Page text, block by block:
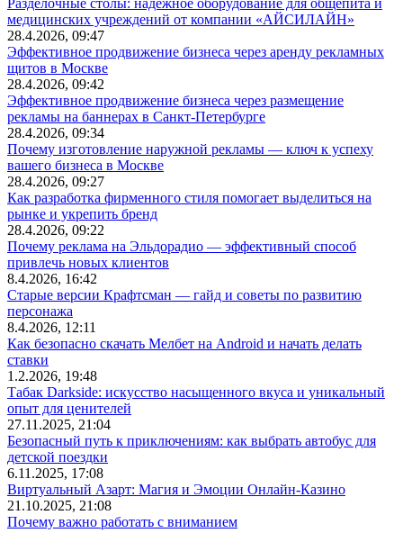
Разделочные столы: надежное оборудование для общепита и
медицинских учреждений от компании «АЙСИЛАЙН»
28.4.2026, 09:47
Эффективное продвижение бизнеса через аренду рекламных
щитов в Москве
28.4.2026, 09:42
Эффективное продвижение бизнеса через размещение
рекламы на баннерах в Санкт-Петербурге
28.4.2026, 09:34
Почему изготовление наружной рекламы — ключ к успеху
вашего бизнеса в Москве
28.4.2026, 09:27
Как разработка фирменного стиля помогает выделиться на
рынке и укрепить бренд
28.4.2026, 09:22
Почему реклама на Эльдорадио — эффективный способ
привлечь новых клиентов
8.4.2026, 16:42
Старые версии Крафтсман — гайд и советы по развитию
персонажа
8.4.2026, 12:11
Как безопасно скачать Мелбет на Android и начать делать
ставки
1.2.2026, 19:48
Табак Darkside: искусство насыщенного вкуса и уникальный
опыт для ценителей
27.11.2025, 21:04
Безопасный путь к приключениям: как выбрать автобус для
детской поездки
6.11.2025, 17:08
Виртуальный Азарт: Магия и Эмоции Онлайн-Казино
21.10.2025, 21:08
Почему важно работать с вниманием